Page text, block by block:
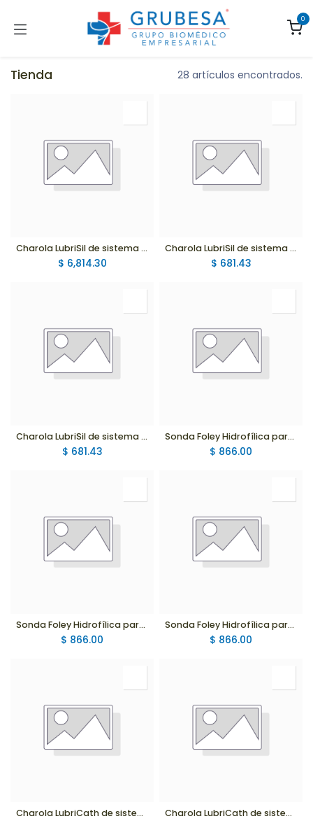
0
Tienda 28 artículos encontrados.
Charola LubriSil de sistema cerrado con sonda para drenaje urinario de silicón 18Fr, globo 5cc.
$ 6,814.30
Charola LubriSil de sistema cerrado con sonda para drenaje urinario de silicón 16Fr, globo 5cc.
$ 681.43
Charola LubriSil de sistema cerrado con sonda para drenaje urinario de silicón 14Fr, globo 5cc
$ 681.43
Sonda Foley Hidrofílica para HEMATURIA 3 Vías con Globo 30ml, 24Fr
$ 866.00
Sonda Foley Hidrofílica para HEMATURIA 3 Vías con Globo 30ml, 22Fr
$ 866.00
Sonda Foley Hidrofílica para HEMATURIA 3 Vías con Globo 30ml, 20Fr
$ 866.00
Charola LubriCath de sistema cerrado con sonda para drenaje urinario 18Fr, 2 vías globo 5cc Charola LubriCath de sistema cerrado con sonda para drenaje urinario 16Fr, 2 vías globo 5cc